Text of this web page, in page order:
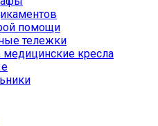
помощи
тележки
кресла